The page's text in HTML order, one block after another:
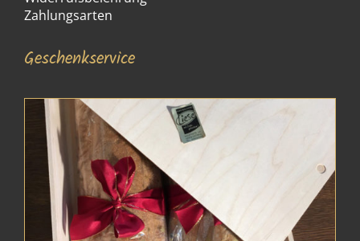
Zahlungsarten
Geschenkservice